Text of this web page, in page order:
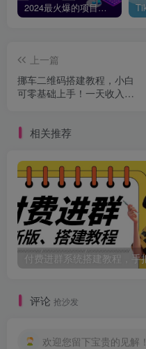
2024最火爆的项目短剧推广实操课，一条视频变现5万+【附软件工具】
上一篇
挪车二维码搭建教程，小白
可零基础上手！一天收入
相关推荐
评论 抢沙发
欢迎您留下宝贵的见解！